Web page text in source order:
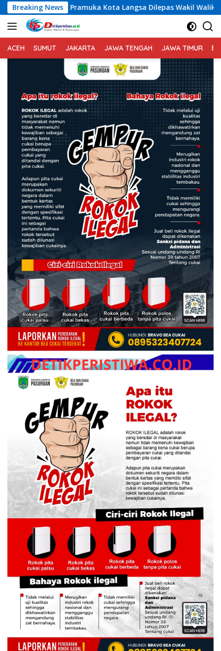
Langsung
ke
konten
Breaking News
Dilepas Wakil Walikota Menuju Jamnas XII 2026
ACEH SUMUT JAKARTA JAWA TENGAH JAWA TIMUR